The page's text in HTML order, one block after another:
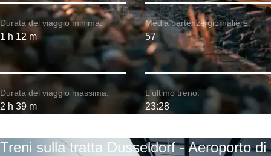
Durata del viaggio minima:
1 h 12 m
Durata del viaggio massima:
2 h 39 m
Media partenze giornaliere:
57
L'ultimo treno:
23:28
Treni sulla tratta Dusseldorf - Aeroporto di